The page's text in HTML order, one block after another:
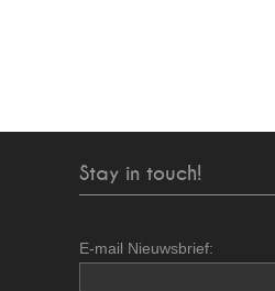
Stay in touch!
E-mail Nieuwsbrief: